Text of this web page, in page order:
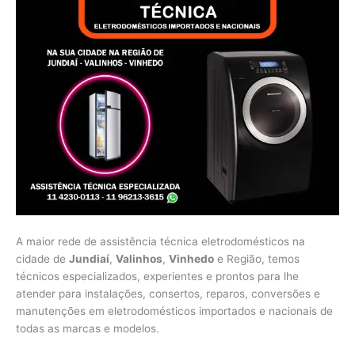
A maior rede de assistência técnica eletrodomésticos na
cidade de Jundiaí, Valinhos, Vinhedo e Região, temos
técnicos especializados, experientes e prontos para lhe
atender para instalações, consertos, reparos, conversões e
manutenções em eletrodomésticos importados e nacionais de
todas as marcas e modelos.